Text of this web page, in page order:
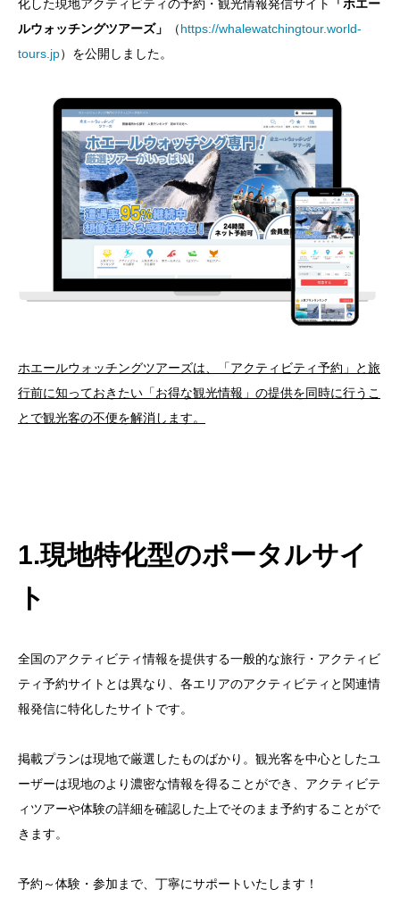
化した現地アクティビティの予約・観光情報発信サイト
「ホエー
ルウォッチングツアーズ」
（https://whalewatchingtour.world-
tours.jp）を公開しました。
ホエールウォッチングツアーズは、「アクティビティ予約」と旅
行前に知っておきたい「お得な観光情報」の提供を同時に行うこ
とで観光客の不便を解消します。
1.現地特化型のポータルサイ
ト
全国のアクティビティ情報を提供する一般的な旅行・アクティビ
ティ予約サイトとは異なり、各エリアのアクティビティと関連情
報発信に特化したサイトです。
掲載プランは現地で厳選したものばかり。観光客を中心としたユ
ーザーは現地のより濃密な情報を得ることができ、アクティビテ
ィツアーや体験の詳細を確認した上でそのまま予約することがで
きます。
予約～体験・参加まで、丁寧にサポートいたします！